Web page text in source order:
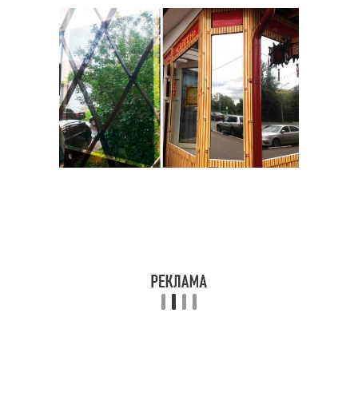
Шторы для окон Шторы в интерьере
Шторы для
пластиковых окон
Солнцезащитные
шторы